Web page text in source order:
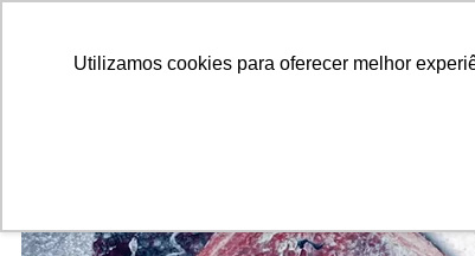
Utilizamos cookies para oferecer melhor